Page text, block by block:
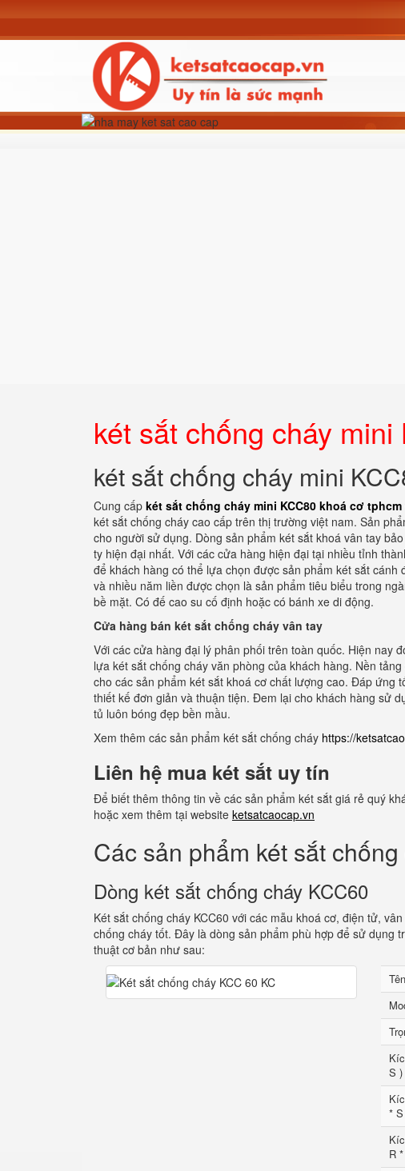
két sắt chống cháy
két sắt chống cháy mini
Cung cấp két sắt chống cháy mini KCC80 khoá cơ tphcm
két sắt chống cháy cao cấp trên thị trường việt nam. Sản
cho người sử dụng. Dòng sản phẩm két sắt khoá vân tay
ty hiện đại nhất. Với các cửa hàng hiện đại tại nhiều tỉnh
để khách hàng có thể lựa chọn được sản phẩm két sắt
và nhiều năm liền được chọn là sản phẩm tiêu biểu trong
bề mặt. Có đế cao su cố định hoặc có bánh xe di động.
Cửa hàng bán két sắt chống cháy vân tay
Với các cửa hàng đại lý phân phối trên toàn quốc. Hiện nay
lựa két sắt chống cháy văn phòng của khách hàng. Nền
cho các sản phẩm két sắt khoá cơ chất lượng cao. Đáp
thiết kế đơn giản và thuận tiện. Đem lại cho khách hàng sử
tủ luôn bóng đẹp bền mầu.
Xem thêm các sản phẩm két sắt chống cháy https://
Liên hệ mua két sắt uy tín
Để biết thêm thông tin về các sản phẩm két sắt giá rẻ quý
hoặc xem thêm tại website ketsatcaocap.vn
Các sản phẩm két sắt
Dòng két sắt chống cháy KCC60
Két sắt chống cháy KCC60 với các mẫu khoá cơ, điện tử,
chống cháy tốt. Đây là dòng sản phẩm phù hợp để sử dụng
thuật cơ bản như sau:
S )
*
R